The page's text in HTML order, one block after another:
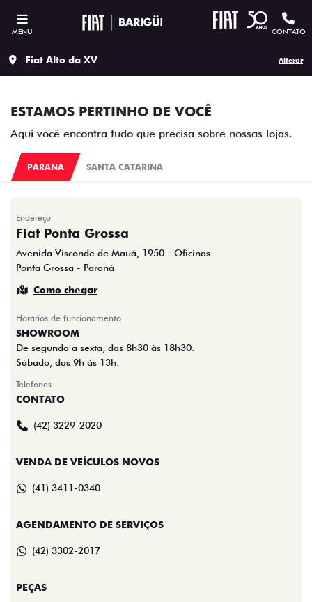
MENU CONTATO
Fiat Alto da XV Alterar
ESTAMOS PERTINHO DE VOCÊ
Aqui você encontra tudo que precisa sobre nossas lojas.
PARANÁ SANTA CATARINA
Endereço
Fiat Ponta Grossa
Avenida Visconde de Mauá, 1950 - Oficinas
Ponta Grossa - Paraná
Como chegar
Horários de funcionamento
SHOWROOM
De segunda a sexta, das 8h30 às 18h30.
Sábado, das 9h às 13h.
Telefones
CONTATO
(42) 3229-2020
VENDA DE VEÍCULOS NOVOS
(41) 3411-0340
AGENDAMENTO DE SERVIÇOS
(42) 3302-2017
PEÇAS